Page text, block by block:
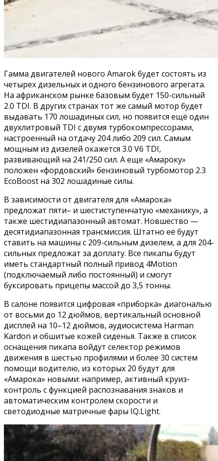
Гамма двигателей нового Amarok будет состоять из
четырех дизельных и одного бензинового агрегата.
На африканском рынке базовым будет 150-сильный
2.0 TDI. В других странах тот же самый мотор будет
выдавать 170 лошадиных сил, но появится ещё один
двухлитровый TDI с двумя турбокомпрессорами,
настроенный на отдачу 204 либо 209 сил. Самым
мощным из дизелей окажется 3.0 V6 TDI,
развивающий на 241/250 сил. А еще «Амароку»
положен «фордовский» бензиновый турбомотор 2.3
EcoBoost на 302 лошадиные силы.
В зависимости от двигателя для «Амарока»
предложат пяти– и шестиступенчатую «механику», а
также шестидиапазонный автомат. Новшество —
десятидиапазонная трансмиссия. Штатно её будут
ставить на машины с 209-сильным дизелем, а для 204-
сильных предложат за доплату. Все пикапы будут
иметь стандартный полный привод 4Motion
(подключаемый либо постоянный) и смогут
буксировать прицепы массой до 3,5 тонны.
В салоне появится цифровая «приборка» диагональю
от восьми до 12 дюймов, вертикальный основной
дисплей на 10–12 дюймов, аудиосистема Harman
Kardon и обшитые кожей сиденья. Также в список
оснащения пикапа войдут селектор режимов
движения в шестью профилями и более 30 систем
помощи водителю, из которых 20 будут для
«Амарока» новыми: например, активный круиз-
контроль с функцией распознавания знаков и
автоматическим контролем скорости и
светодиодные матричные фары IQ.Light.